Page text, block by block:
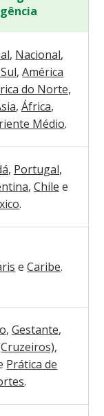
, Nacional,
, América
do Norte,
, África,
Médio.
, Portugal,
, Chile e
.
e Caribe.
, Gestante,
,
Prática de
.